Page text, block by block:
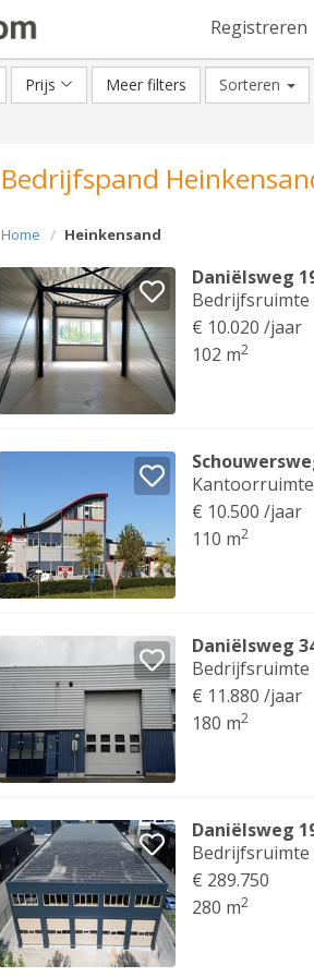
Registreren
Prijs Meer filters Sorteren
Bedrijfspand
Home Heinkensand
Daniëlsweg
€ 10.020 /jaar
102 m2
€ 10.500 /jaar
110 m2
Daniëlsweg
€ 11.880 /jaar
180 m2
Daniëlsweg
€ 289.750
280 m2